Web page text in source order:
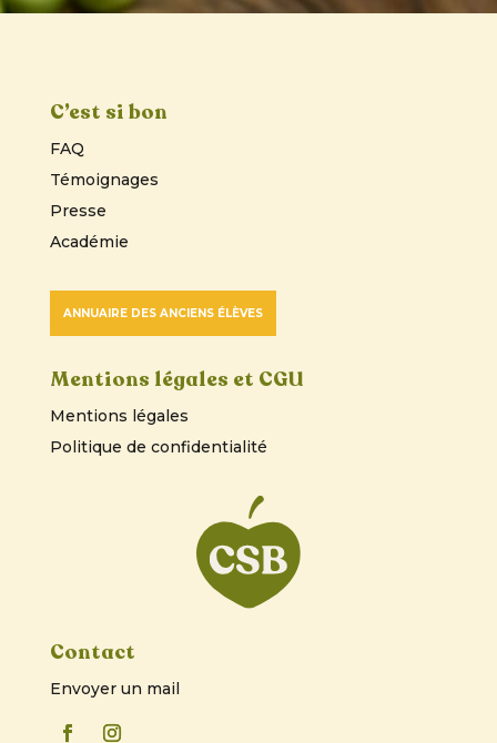
C’est si bon
FAQ
Témoignages
Presse
Académie
ANNUAIRE DES ANCIENS ÉLÈVES
Mentions légales et CGU
Mentions légales
Politique de confidentialité
Contact
Envoyer un mail